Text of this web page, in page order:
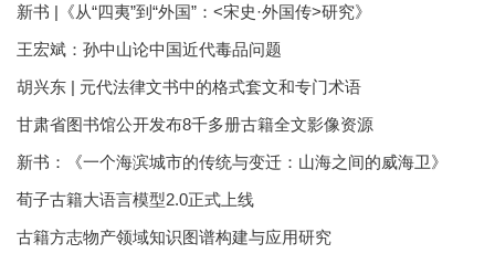
新书 |《从“四夷”到“外国”：<宋史·外国传>研究》
王宏斌：孙中山论中国近代毒品问题
胡兴东 | 元代法律文书中的格式套文和专门术语
甘肃省图书馆公开发布8千多册古籍全文影像资源
新书：《一个海滨城市的传统与变迁：山海之间的威海卫》
荀子古籍大语言模型2.0正式上线
古籍方志物产领域知识图谱构建与应用研究